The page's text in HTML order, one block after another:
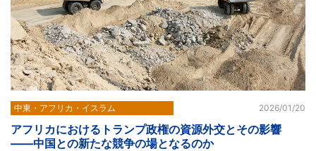
中東・アフリカ・イスラム 2026/01/20
アフリカにおけるトランプ政権の資源外交とその影響
――中国との新たな競争の場となるのか